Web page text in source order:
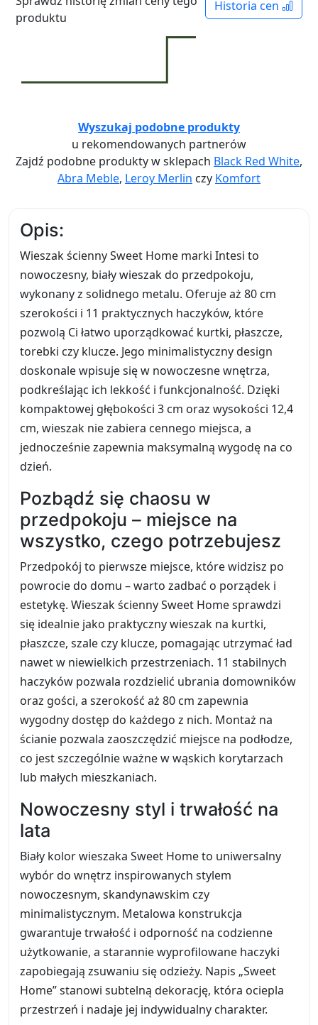
Historia cen
produktu
Wyszukaj podobne produkty
u rekomendowanych partnerów
Zajdź podobne produkty w sklepach Black Red White,
Abra Meble, Leroy Merlin czy Komfort
Opis:
Wieszak ścienny Sweet Home marki Intesi to
nowoczesny, biały wieszak do przedpokoju,
wykonany z solidnego metalu. Oferuje aż 80 cm
szerokości i 11 praktycznych haczyków, które
pozwolą Ci łatwo uporządkować kurtki, płaszcze,
torebki czy klucze. Jego minimalistyczny design
doskonale wpisuje się w nowoczesne wnętrza,
podkreślając ich lekkość i funkcjonalność. Dzięki
kompaktowej głębokości 3 cm oraz wysokości 12,4
cm, wieszak nie zabiera cennego miejsca, a
jednocześnie zapewnia maksymalną wygodę na co
dzień.
Pozbądź się chaosu w
przedpokoju – miejsce na
wszystko, czego potrzebujesz
Przedpokój to pierwsze miejsce, które widzisz po
powrocie do domu – warto zadbać o porządek i
estetykę. Wieszak ścienny Sweet Home sprawdzi
się idealnie jako praktyczny wieszak na kurtki,
płaszcze, szale czy klucze, pomagając utrzymać ład
nawet w niewielkich przestrzeniach. 11 stabilnych
haczyków pozwala rozdzielić ubrania domowników
oraz gości, a szerokość aż 80 cm zapewnia
wygodny dostęp do każdego z nich. Montaż na
ścianie pozwala zaoszczędzić miejsce na podłodze,
co jest szczególnie ważne w wąskich korytarzach
lub małych mieszkaniach.
Nowoczesny styl i trwałość na
lata
Biały kolor wieszaka Sweet Home to uniwersalny
wybór do wnętrz inspirowanych stylem
nowoczesnym, skandynawskim czy
minimalistycznym. Metalowa konstrukcja
gwarantuje trwałość i odporność na codzienne
użytkowanie, a starannie wyprofilowane haczyki
zapobiegają zsuwaniu się odzieży. Napis „Sweet
Home” stanowi subtelną dekorację, która ociepla
przestrzeń i nadaje jej indywidualny charakter.